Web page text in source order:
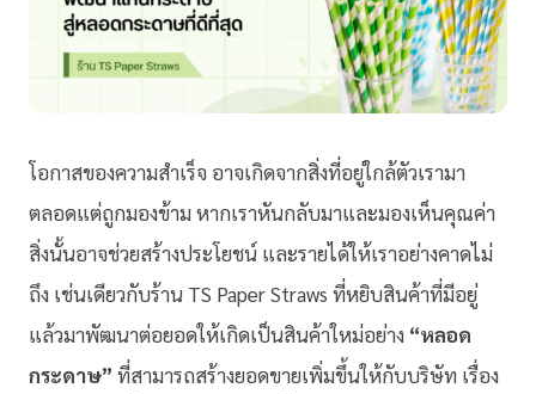
โอกาสของความสำเร็จ อาจเกิดจากสิ่งที่อยู่ใกล้ตัวเรามา
ตลอดแต่ถูกมองข้าม หากเราหันกลับมาและมองเห็นคุณค่า
สิ่งนั้นอาจช่วยสร้างประโยชน์ และรายได้ให้เราอย่างคาดไม่
ถึง เช่นเดียวกับร้าน TS Paper Straws ที่หยิบสินค้าที่มีอยู่
แล้วมาพัฒนาต่อยอดให้เกิดเป็นสินค้าใหม่อย่าง “หลอด
กระดาษ” ที่สามารถสร้างยอดขายเพิ่มขึ้นให้กับบริษัท เรื่อง